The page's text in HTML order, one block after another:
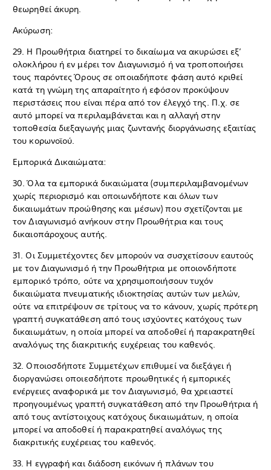
θεωρηθεί άκυρη.
Ακύρωση:
29. Η Προωθήτρια διατηρεί το δικαίωμα να ακυρώσει εξ’
ολοκλήρου ή εν μέρει τον Διαγωνισμό ή να τροποποιήσει
τους παρόντες Όρους σε οποιαδήποτε φάση αυτό κριθεί
κατά τη γνώμη της απαραίτητο ή εφόσον προκύψουν
περιστάσεις που είναι πέρα από τον έλεγχό της. Π.χ. σε
αυτό μπορεί να περιλαμβάνεται και η αλλαγή στην
τοποθεσία διεξαγωγής μιας ζωντανής διοργάνωσης εξαιτίας
του κορωνοϊού.
Εμπορικά Δικαιώματα:
30. Όλα τα εμπορικά δικαιώματα (συμπεριλαμβανομένων
χωρίς περιορισμό και οποιωνδήποτε και όλων των
δικαιωμάτων προώθησης και μέσων) που σχετίζονται με
τον Διαγωνισμό ανήκουν στην Προωθήτρια και τους
δικαιοπάροχους αυτής.
31. Οι Συμμετέχοντες δεν μπορούν να συσχετίσουν εαυτούς
με τον Διαγωνισμό ή την Προωθήτρια με οποιονδήποτε
εμπορικό τρόπο, ούτε να χρησιμοποιήσουν τυχόν
δικαιώματα πνευματικής ιδιοκτησίας αυτών των μελών,
ούτε να επιτρέψουν σε τρίτους να το κάνουν, χωρίς πρότερη
γραπτή συγκατάθεση από τους ισχύοντες κατόχους των
δικαιωμάτων, η οποία μπορεί να αποδοθεί ή παρακρατηθεί
αναλόγως της διακριτικής ευχέρειας του καθενός.
32. Οποιοσδήποτε Συμμετέχων επιθυμεί να διεξάγει ή
διοργανώσει οποιεσδήποτε προωθητικές ή εμπορικές
ενέργειες αναφορικά με τον Διαγωνισμό, θα χρειαστεί
προηγουμένως γραπτή συγκατάθεση από την Προωθήτρια ή
από τους αντίστοιχους κατόχους δικαιωμάτων, η οποία
μπορεί να αποδοθεί ή παρακρατηθεί αναλόγως της
διακριτικής ευχέρειας του καθενός.
33. Η εγγραφή και διάδοση εικόνων ή πλάνων του